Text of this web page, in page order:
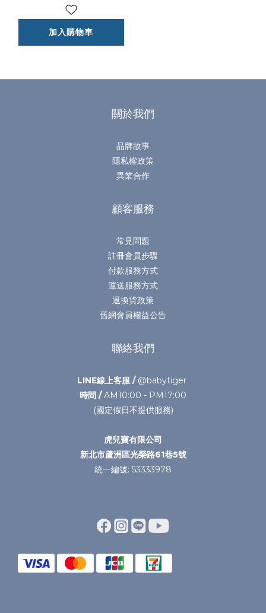
加入購物車
關於我們
品牌故事
隱私權政策
異業合作
顧客服務
常見問題
註冊會員步驟
付款服務方式
運送服務方式
退換貨政策
舊網會員權益公告
聯絡我們
LINE線上客服 / @babytiger
時間 /AM10:00 - PM17:00
(國定假日不提供服務)
虎兒寶有限公司
新北市蘆洲區光榮路61巷5號
統一編號: 53333978